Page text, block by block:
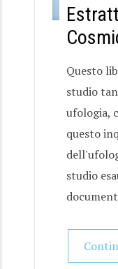
Questo
studio
ufologia,
questo
studio